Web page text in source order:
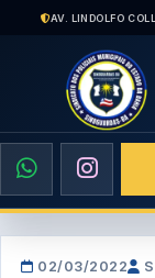
AV. LINDOLFO
02/03/2022